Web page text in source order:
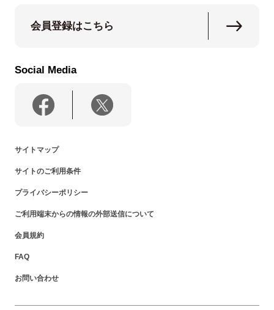
会員登録はこちら
Social Media
サイトマップ
サイトのご利用条件
プライバシーポリシー
ご利用端末からの情報の外部送信について
会員規約
FAQ
お問い合わせ